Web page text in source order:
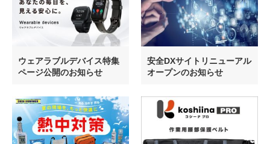
ウェアラブルデバイス特集
ページ公開のお知らせ
安全DXサイトリニューアル
オープンのお知らせ